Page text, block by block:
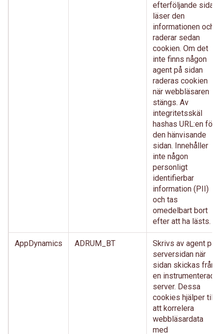
efterföljande sida
läser den
informationen och
raderar sedan
cookien. Om det
inte finns någon
agent på sidan
raderas cookien
när webbläsaren
stängs. Av
integritetsskäl
hashas URL:en för
den hänvisande
sidan. Innehåller
inte någon
personligt
identifierbar
information (PII)
och tas
omedelbart bort
efter att ha lästs.
AppDynamics ADRUM_BT
Skrivs av agent på
serversidan när
sidan skickas från
en instrumenterad
server. Dessa
cookies hjälper till
att korrelera
webbläsardata
med